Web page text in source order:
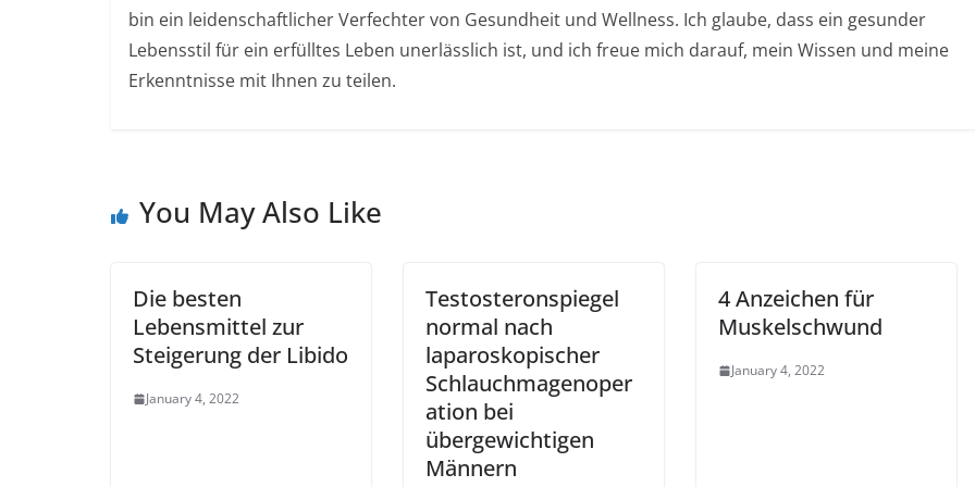
bin ein leidenschaftlicher Verfechter von Gesundheit und Wellness. Ich glaube, dass ein gesunder
Lebensstil für ein erfülltes Leben unerlässlich ist, und ich freue mich darauf, mein Wissen und meine
Erkenntnisse mit Ihnen zu teilen.
You May Also Like
Die besten
Lebensmittel zur
Steigerung der Libido
January 4, 2022
Testosteronspiegel
normal nach
laparoskopischer
Schlauchmagenoper
ation bei
übergewichtigen
Männern
4 Anzeichen für
Muskelschwund
January 4, 2022